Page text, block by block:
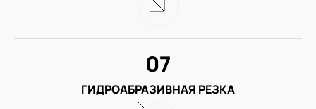
ГИДРОАБРАЗИВНАЯ РЕЗКА
07